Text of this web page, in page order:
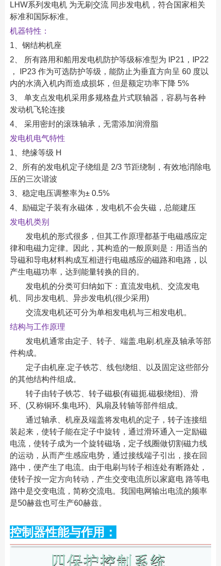
LHW系列发电机 为无刷交流 同步发电机，符合国家相关
标准和国际标准。
机器特性：
1、钢结构机座
2、 所有路用和船用发电机防护等级标准型为 IP21，IP22
， IP23 作为可选防护等级，能防止为垂直方向呈 60 度以
内的水滴入机内而造成损坏，但是额定功率下降 5%
3、 单支点发电机采用多规格盘片式联轴器，容易与各种
发动机飞轮连接
4、 采用密封的滚珠轴承，无需添加润滑脂
发电机电气特性
1、绝缘等级 H
2、所有的发电机定子绕组是 2/3 节距绕制，有效地消除电
压的三次谐波
3、稳定电压调整率为± 0.5%
4、励磁定子装有永磁体，发电机不会失磁，总能建压
发电机类别
发电机的形式很多，但其工作原理都基于电磁感应定
律和电磁力定律。因此，其构造的一般原则是：用适当的
导磁和导电材料构成互相进行电磁感应的磁路和电路，以
产生电磁功率，达到能量转换的目的。
发电机的分类可归纳如下：直流发电机、交流发电
机、同步发电机、异步发电机(很少采用)
交流发电机还可分为单相发电机与三相发电机。
结构与工作原理
发电机通常由定子、转子、端盖.电刷.机座及轴承等部
件构成。
定子由机座.定子铁芯、线包绕组、以及固定这些部分
的其他结构件组成。
转子由转子铁芯、转子磁极(有磁扼.磁极绕组)、滑
环、(又称铜环.集电环)、风扇及转轴等部件组成。
通过轴承、机座及端盖将发电机的定子，转子连接组
装起来，使转子能在定子中旋转，通过滑环通入一定励磁
电流，使转子成为一个旋转磁场，定子线圈做切割磁力线
的运动，从而产生感应电势，通过接线端子引出，接在回
路中，便产生了电流。由于电刷与转子相连处有断路处，
使转子按一定方向转动，产生交变电流所以家庭电 路等电
路中是交变电流，简称交流电。我国电网输出电流的频率
是50赫兹也可生产60赫兹。
控制器性能与作用：